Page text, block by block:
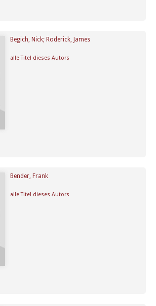
Begich, Nick; Roderick, James
alle Titel dieses Autors
Bender, Frank
alle Titel dieses Autors